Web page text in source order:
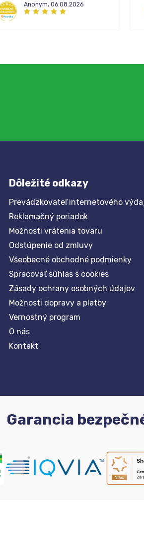
Anonym, 06.08.2026
Dôležité odkazy
Prevádzkovateľ internetového
Reklamačný poriadok
Možnosti vrátenia tovaru
Odstúpenie od zmluvy
Všeobecné obchodné podmienky
Spracovať súhlas s cookies
Zásady ochrany osobných údajov
Možnosti dopravy a platby
Vernostný program
O nás
Kontakt
Garancia